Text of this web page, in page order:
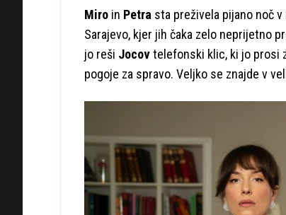
Miro in Petra sta preživela pijano noč
Sarajevo, kjer jih čaka zelo neprijetno
jo reši Jocovtelefonski klic, ki jo prosi
pogoje za spravo. Veljko se znajde v